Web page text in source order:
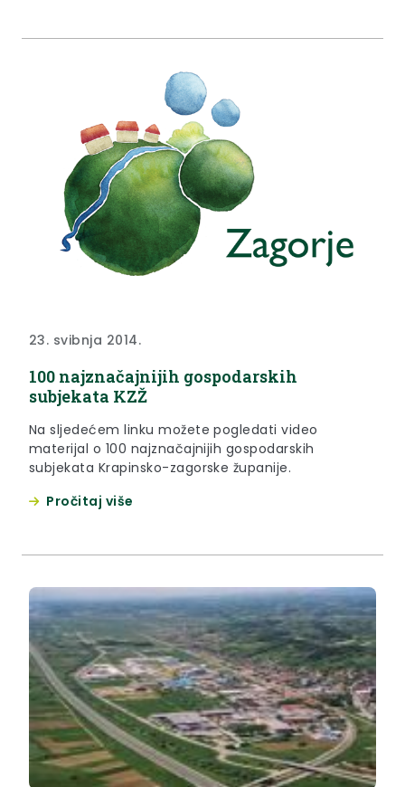
23. svibnja 2014.
100 najznačajnijih gospodarskih
subjekata KZŽ
Na sljedećem linku možete pogledati video
materijal o 100 najznačajnijih gospodarskih
subjekata Krapinsko-zagorske županije.
Pročitaj više